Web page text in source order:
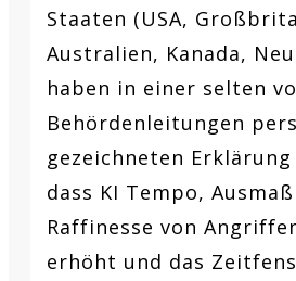
Staaten (USA,
Australien, Kanada,
haben in einer selten
Behördenleitungen
gezeichneten
dass KI Tempo,
Raffinesse von
erhöht und das